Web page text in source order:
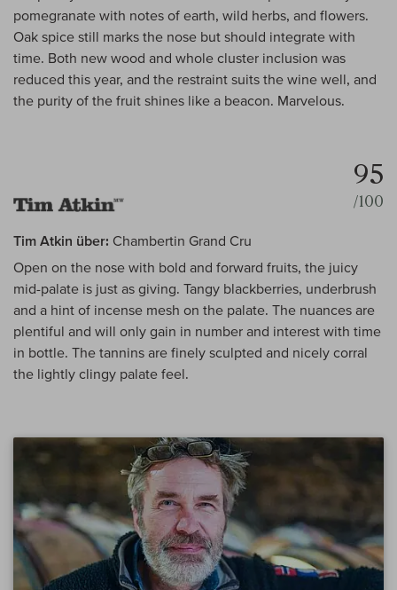
pomegranate with notes of earth, wild herbs, and flowers.
Oak spice still marks the nose but should integrate with
time. Both new wood and whole cluster inclusion was
reduced this year, and the restraint suits the wine well, and
the purity of the fruit shines like a beacon. Marvelous.
95
/100
Tim Atkin über: Chambertin Grand Cru
Open on the nose with bold and forward fruits, the juicy
mid-palate is just as giving. Tangy blackberries, underbrush
and a hint of incense mesh on the palate. The nuances are
plentiful and will only gain in number and interest with time
in bottle. The tannins are finely sculpted and nicely corral
the lightly clingy palate feel.